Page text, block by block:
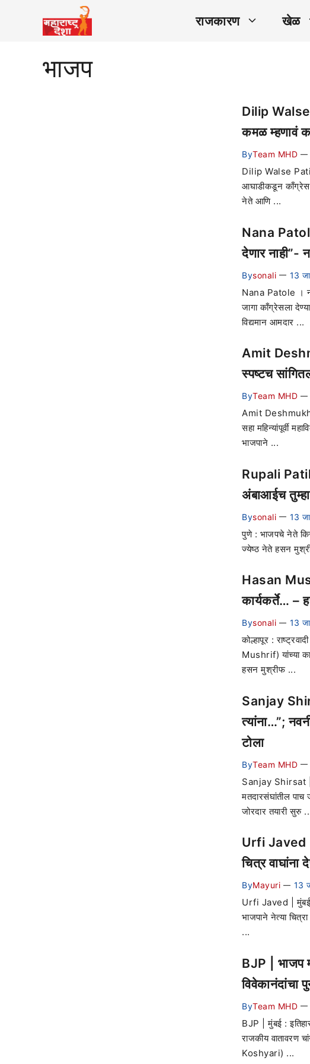
राजकारण खेळ
भाजप
Dilip Walse
कमळ म्हणावं
ByTeam MHD —
Dilip Walse Patil
आघाडीकडून
नेते आणि ...
Nana
देणार नाही”-
Bysonali — 13
Nana Patole ।
जागा काँग्रेसला
विद्यमान आमदार ...
Amit
स्पष्टच
ByTeam MHD —
Amit Deshmukh
सहा महिन्यांपूर्वी
भाजपाने ...
Rupali Patil
अंबाआईच
Bysonali — 13
पुणे : भाजपचे नेते
ज्येष्ठ नेते हसन
Hasan
कार्यकर्ते… –
Bysonali — 13
कोल्हापूर :
Mushrif) यांच्या
हसन मुश्रीफ ...
Sanjay
त्यांना…”;
टोला
ByTeam MHD —
Sanjay Shirsat |
मतदारसंघांतील पाच
जोरदार तयारी सुरु
Urfi Javed |
चित्र वाघांना
ByMayuri — 13
Urfi Javed |
भाजपाने नेत्या
...
BJP | भाजप
विवेकानंदांचा
ByTeam MHD —
BJP | मुंबई :
राजकीय वातावरण
Koshyari) ...